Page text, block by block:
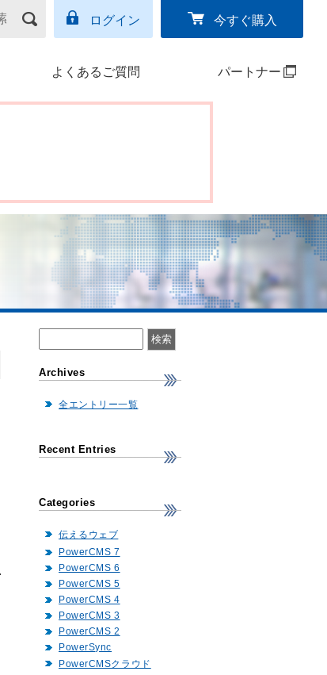
ログイン 今すぐ購入
よくあるご質問 パートナー
Archives
全エントリー一覧
Recent Entries
Categories
伝えるウェブ
PowerCMS 7
PowerCMS 6
PowerCMS 5
PowerCMS 4
PowerCMS 3
PowerCMS 2
PowerSync
PowerCMSクラウド